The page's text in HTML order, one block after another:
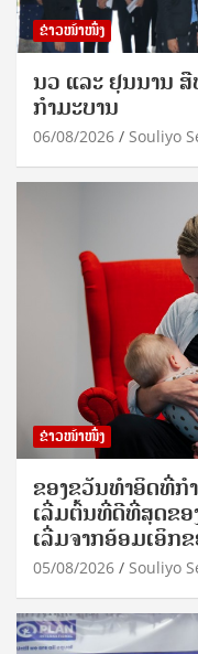
ຂ່າວໜ້າໜຶ່ງ
ນວ ແລະ ຢຸນນານ
ກຳມະບານ
06/08/2026 Souliyo
ຂ່າວໜ້າໜຶ່ງ
ຂອງຂວັນທໍາອິດທີ່ກໍ
ເລີ່ມຕົ້ນທີ່ດີທີ່ສຸດຂອ
ເລີ່ມຈາກອ້ອມເອິກ
05/08/2026 Souliyo